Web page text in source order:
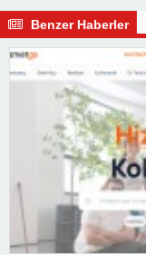
Benzer Haberler